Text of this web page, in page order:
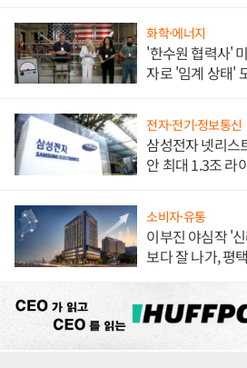
화학·에너지
'한수원 협력사'
자로 '임계 상태'
전자·전기·정보통신
삼성전자 넷리스
안 최대 1.3조 라
소비자·유통
이부진 야심작 '
보다 잘 나가, 평